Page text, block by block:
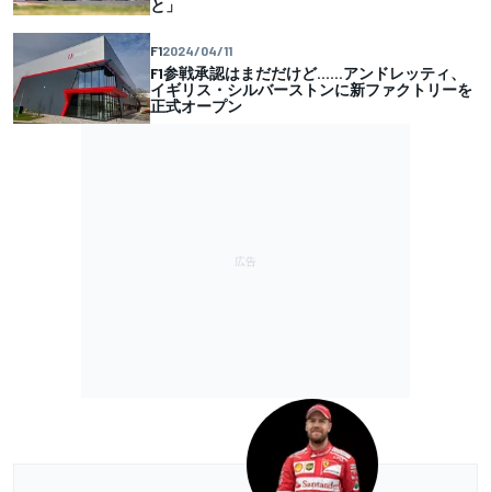
と」
F12024/04/11
F1参戦承認はまだだけど……アンドレッティ、
イギリス・シルバーストンに新ファクトリーを
正式オープン